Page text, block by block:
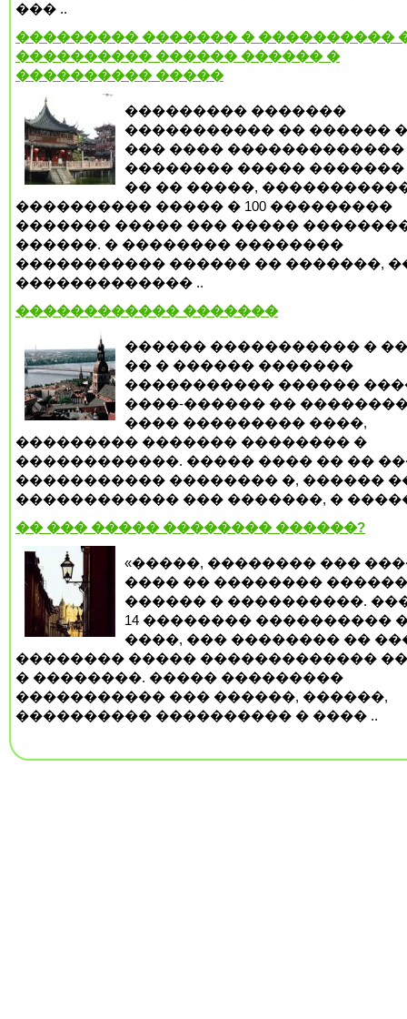
��� ..
��������� ������� � ����������
���������� ������ ������ �
���������� �����
��������� �������
����������� �� ������
��� ���� �������������
�������� ����� �������
�� �� �����,
���������� ����� � 100 ���������
������� ����� ��� �����
������. � �������� ��������
����������� ������ �� �������,
������������� ..
������������ �������
������ ����������� �
�� � ������ �������
����������� ������
����-������ ��
���� ��������� ����,
��������� ������� �������� �
������������. ����� ���� �� ��
����������� �������� �, ������
������������ ��� �������, �
�� ��� ����� �������� ������?
«�����, �������� ���
���� �� ��������
������ � ����������.
14 �������� ����������
����, ��� �������� ��
�������� ����� �������������
� ��������. ����� ���������
����������� ��� ������, ������,
���������� ���������� � ���� ..